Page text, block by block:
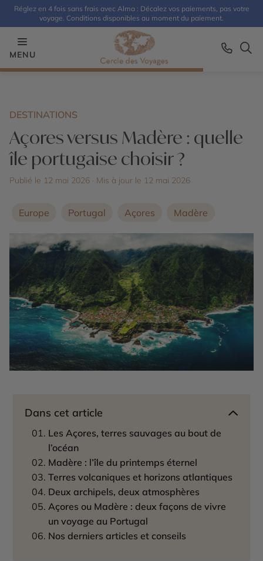
Réglez en 4 fois sans frais avec Alma : Décalez vos paiements, pas votre
voyage. Conditions disponibles au moment du paiement.
MENU
DESTINATIONS
Açores versus Madère : quelle
île portugaise choisir ?
Publié le 12 mai 2026 · Mis à jour le 12 mai 2026
Europe Portugal Açores Madère
Dans cet article
Les Açores, terres sauvages au bout de
l’océan
Madère : l’île du printemps éternel
Terres volcaniques et horizons atlantiques
Deux archipels, deux atmosphères
Açores ou Madère : deux façons de vivre
un voyage au Portugal
Nos derniers articles et conseils